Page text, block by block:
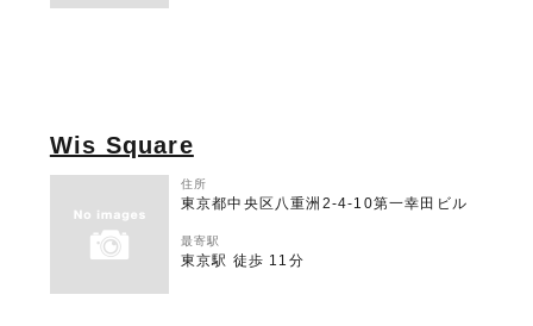
Wis Square
住所
東京都中央区八重洲2-4-10第一幸田ビル
最寄駅
東京駅 徒歩 11分